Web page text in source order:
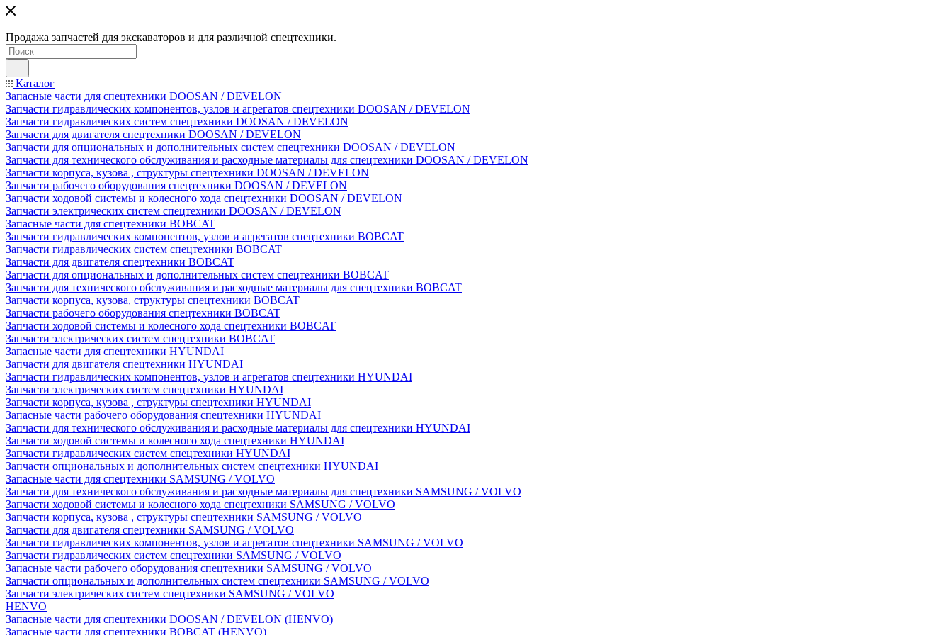
Продажа запчастей для экскаваторов и для различной спецтехники.
Каталог
Запасные части для спецтехники DOOSAN / DEVELON
Запчасти гидравлических компонентов, узлов и агрегатов спецтехники DOOSAN / DEVELON
Запчасти гидравлических систем спецтехники DOOSAN / DEVELON
Запчасти для двигателя спецтехники DOOSAN / DEVELON
Запчасти для опциональных и дополнительных систем спецтехники DOOSAN / DEVELON
Запчасти для технического обслуживания и расходные материалы для спецтехники DOOSAN / DEVELON
Запчасти корпуса, кузова , структуры спецтехники DOOSAN / DEVELON
Запчасти рабочего оборудования спецтехники DOOSAN / DEVELON
Запчасти ходовой системы и колесного хода спецтехники DOOSAN / DEVELON
Запчасти электрических систем спецтехники DOOSAN / DEVELON
Запасные части для спецтехники BOBCAT
Запчасти гидравлических компонентов, узлов и агрегатов спецтехники BOBCAT
Запчасти гидравлических систем спецтехники BOBCAT
Запчасти для двигателя спецтехники BOBCAT
Запчасти для опциональных и дополнительных систем спецтехники BOBCAT
Запчасти для технического обслуживания и расходные материалы для спецтехники BOBCAT
Запчасти корпуса, кузова, структуры спецтехники BOBCAT
Запчасти рабочего оборудования спецтехники BOBCAT
Запчасти ходовой системы и колесного хода спецтехники BOBCAT
Запчасти электрических систем спецтехники BOBCAT
Запасные части для спецтехники HYUNDAI
Запчасти для двигателя спецтехники HYUNDAI
Запчасти гидравлических компонентов, узлов и агрегатов спецтехники HYUNDAI
Запчасти электрических систем спецтехники HYUNDAI
Запчасти корпуса, кузова , структуры спецтехники HYUNDAI
Запасные части рабочего оборудования спецтехники HYUNDAI
Запчасти для технического обслуживания и расходные материалы для спецтехники HYUNDAI
Запчасти ходовой системы и колесного хода спецтехники HYUNDAI
Запчасти гидравлических систем спецтехники HYUNDAI
Запчасти опциональных и дополнительных систем спецтехники HYUNDAI
Запасные части для спецтехники SAMSUNG / VOLVO
Запчасти для технического обслуживания и расходные материалы для спецтехники SAMSUNG / VOLVO
Запчасти ходовой системы и колесного хода спецтехники SAMSUNG / VOLVO
Запчасти корпуса, кузова , структуры спецтехники SAMSUNG / VOLVO
Запчасти для двигателя спецтехники SAMSUNG / VOLVO
Запчасти гидравлических компонентов, узлов и агрегатов спецтехники SAMSUNG / VOLVO
Запчасти гидравлических систем спецтехники SAMSUNG / VOLVO
Запасные части рабочего оборудования спецтехники SAMSUNG / VOLVO
Запчасти опциональных и дополнительных систем спецтехники SAMSUNG / VOLVO
Запчасти электрических систем спецтехники SAMSUNG / VOLVO
HENVO
Запасные части для спецтехники DOOSAN / DEVELON (HENVO)
Запасные части для спецтехники BOBCAT (HENVO)